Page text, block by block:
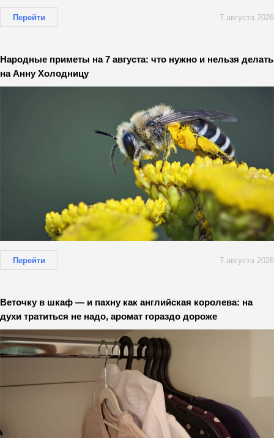
Перейти 7 августа 2026
Народные приметы на 7 августа: что нужно и нельзя делать
на Анну Холодницу
Перейти 7 августа 2026
Веточку в шкаф — и пахну как английская королева: на
духи тратиться не надо, аромат гораздо дороже